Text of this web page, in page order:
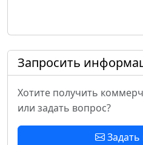
Запросить
Хотите получить
или задать вопрос?
Задать